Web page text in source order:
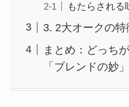
もたらされる
3. 2大オークの
まとめ：どっち
「ブレンドの妙」